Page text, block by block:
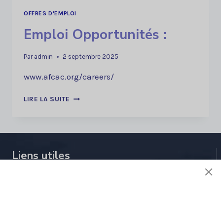
OFFRES D'EMPLOI
Emploi Opportunités :
Par admin 2 septembre 2025
www.afcac.org/careers/
LIRE LA SUITE EMPLOI OPPORTUNITÉS
Liens utiles